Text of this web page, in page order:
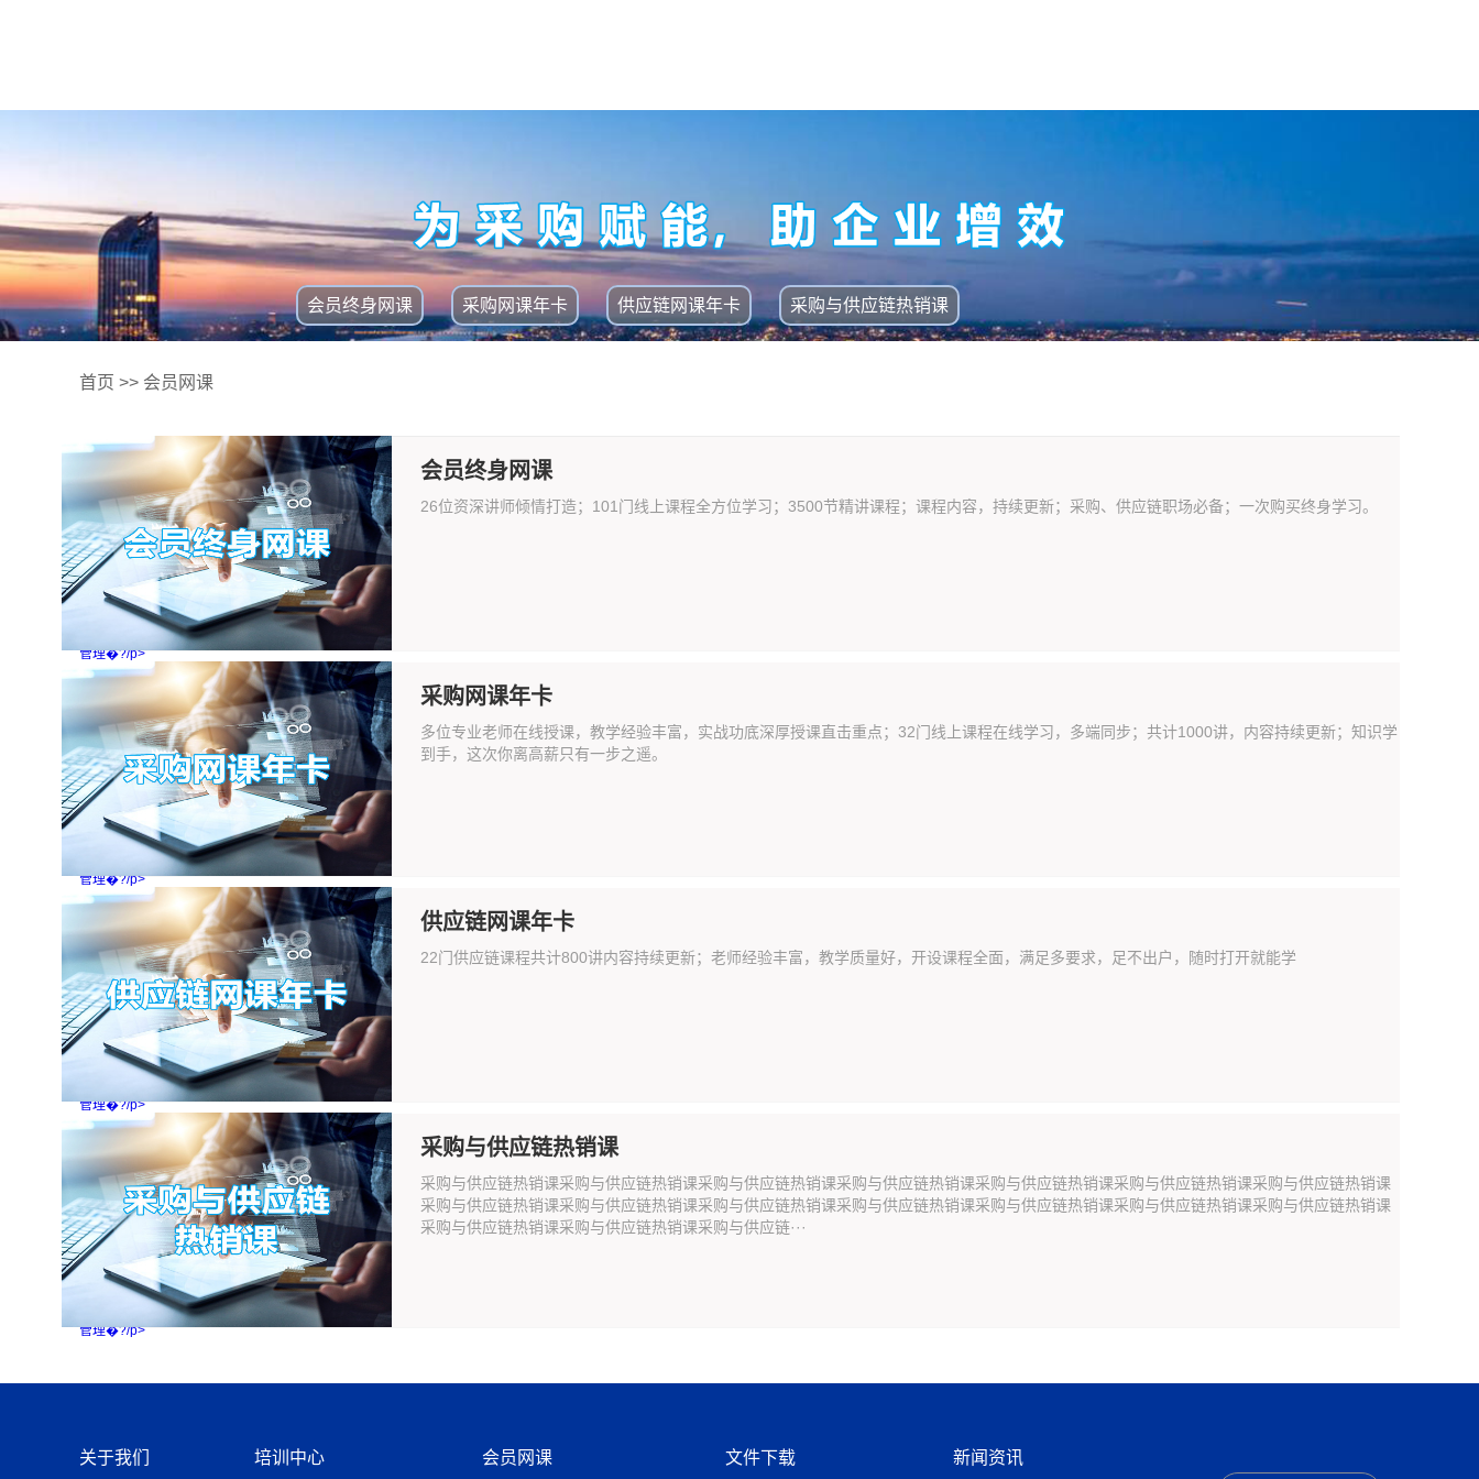
会员终身网课 采购网课年卡 供应链网课年卡 采购与供应链热销课
首页 >> 会员网课
会员终身网课
26位资深讲师倾情打造；101门线上课程全方位学习；3500节精讲课程；课程内容，持续更新；采购、供应链职场必备；一次购买终身学习。
管理�?/p>
采购网课年卡
多位专业老师在线授课，教学经验丰富，实战功底深厚授课直击重点；32门线上课程在线学习，多端同步；共计1000讲，内容持续更新；知识学
到手，这次你离高薪只有一步之遥。
管理�?/p>
供应链网课年卡
22门供应链课程共计800讲内容持续更新；老师经验丰富，教学质量好，开设课程全面，满足多要求，足不出户，随时打开就能学
管理�?/p>
采购与供应链热销课
采购与供应链热销课采购与供应链热销课采购与供应链热销课采购与供应链热销课采购与供应链热销课采购与供应链热销课采购与供应链热销课
采购与供应链热销课采购与供应链热销课采购与供应链热销课采购与供应链热销课采购与供应链热销课采购与供应链热销课采购与供应链热销课
采购与供应链热销课采购与供应链热销课采购与供应链···
管理�?/p>
关于我们 培训中心 会员网课 文件下载 新闻资讯